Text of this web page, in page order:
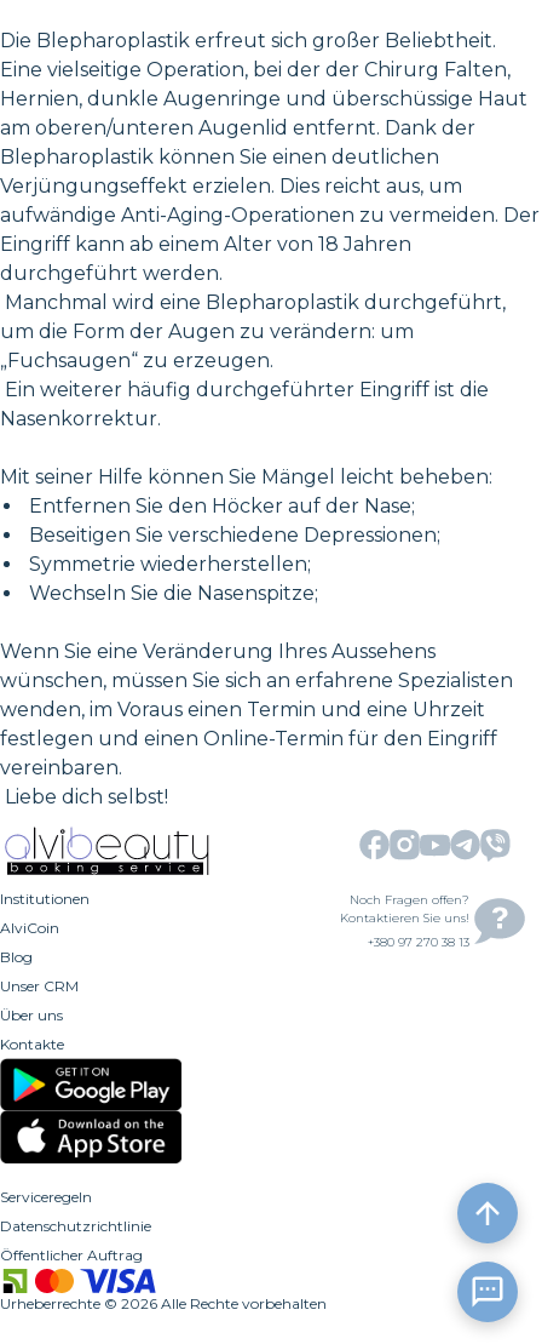
Die Blepharoplastik erfreut sich großer Beliebtheit.
Eine vielseitige Operation, bei der der Chirurg Falten,
Hernien, dunkle Augenringe und überschüssige Haut
am oberen/unteren Augenlid entfernt. Dank der
Blepharoplastik können Sie einen deutlichen
Verjüngungseffekt erzielen. Dies reicht aus, um
aufwändige Anti-Aging-Operationen zu vermeiden. Der
Eingriff kann ab einem Alter von 18 Jahren
durchgeführt werden.
Manchmal wird eine Blepharoplastik durchgeführt,
um die Form der Augen zu verändern: um
„Fuchsaugen“ zu erzeugen.
Ein weiterer häufig durchgeführter Eingriff ist die
Nasenkorrektur.
Mit seiner Hilfe können Sie Mängel leicht beheben:
Entfernen Sie den Höcker auf der Nase;
Beseitigen Sie verschiedene Depressionen;
Symmetrie wiederherstellen;
Wechseln Sie die Nasenspitze;
Wenn Sie eine Veränderung Ihres Aussehens
wünschen, müssen Sie sich an erfahrene Spezialisten
wenden, im Voraus einen Termin und eine Uhrzeit
festlegen und einen Online-Termin für den Eingriff
vereinbaren.
Liebe dich selbst!
Institutionen
AlviCoin
Blog
Unser CRM
Über uns
Kontakte
Noch Fragen offen?
Kontaktieren Sie uns!
+380 97 270 38 13
Serviceregeln
Datenschutzrichtlinie
Öffentlicher Auftrag
Urheberrechte © 2026 Alle Rechte vorbehalten